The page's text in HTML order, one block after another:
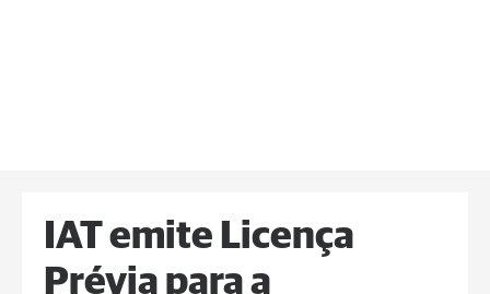
IAT emite Licença
Prévia para a